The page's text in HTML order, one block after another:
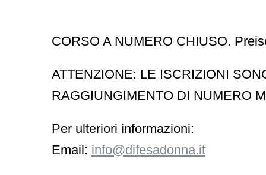
CORSO A NUMERO CHIUSO.
ATTENZIONE: LE ISCRIZIONI
RAGGIUNGIMENTO DI NUMERO
Per ulteriori informazioni:
Email : info@difesadonna.it